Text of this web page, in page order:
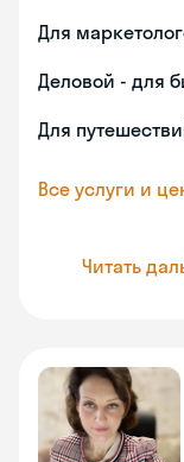
Для
Деловой - для
Для
Все услуги и
Читать